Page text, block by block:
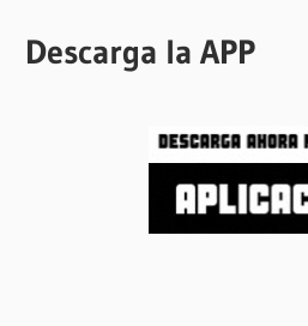
Descarga la APP